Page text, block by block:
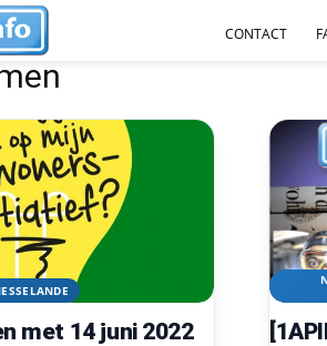
CONTACT
met 14 juni 2022